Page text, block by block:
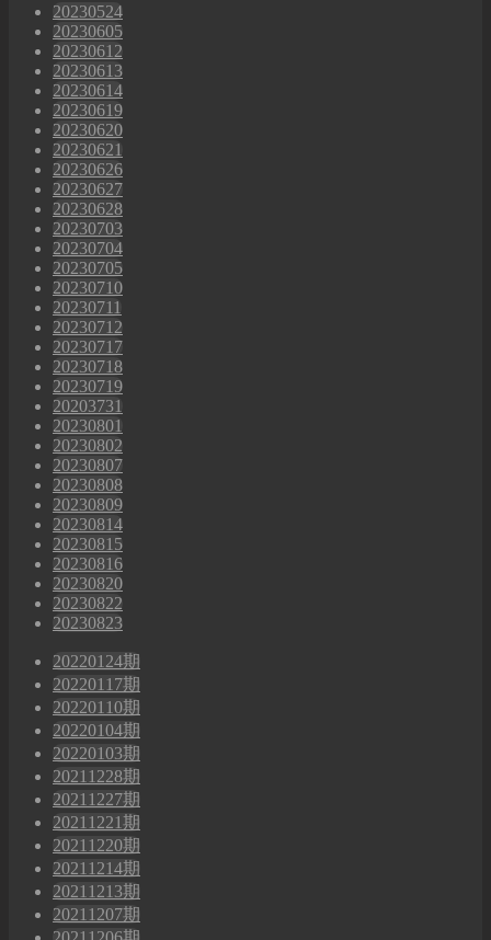
20230524
20230605
20230612
20230613
20230614
20230619
20230620
20230621
20230626
20230627
20230628
20230703
20230704
20230705
20230710
20230711
20230712
20230717
20230718
20230719
20203731
20230801
20230802
20230807
20230808
20230809
20230814
20230815
20230816
20230820
20230822
20230823
20220124期
20220117期
20220110期
20220104期
20220103期
20211228期
20211227期
20211221期
20211220期
20211214期
20211213期
20211207期